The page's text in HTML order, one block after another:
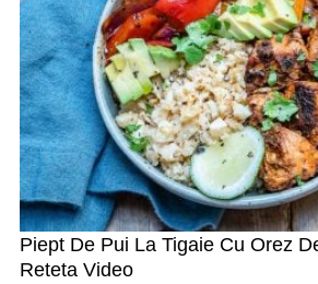
Piept De Pui La Tigaie Cu Orez
Reteta Video